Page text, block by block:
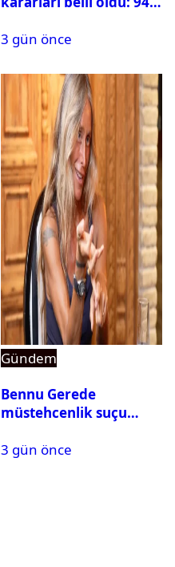
3 gün önce
Gündem
Bennu Gerede
müstehcenlik suçu
alındı
3 gün önce